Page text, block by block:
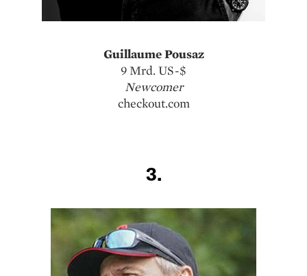
Guillaume Pousaz
9 Mrd. US-$
Newcomer
checkout.com
3.